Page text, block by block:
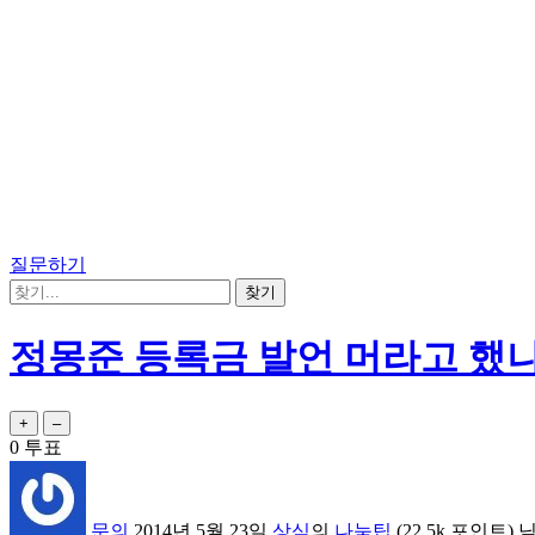
질문하기
정몽준 등록금 발언 머라고 했
0 투표
문의 2014년 5월 23일 상식의 나눔팁 (22.5k 포인트) 님